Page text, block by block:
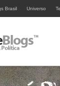
Brasil Universo
de